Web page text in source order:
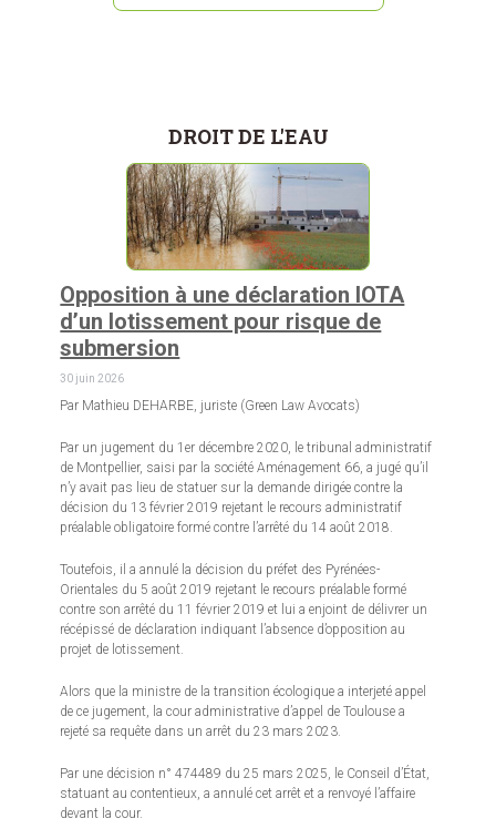
DROIT DE L'EAU
Opposition à une déclaration IOTA
d’un lotissement pour risque de
submersion
30 juin 2026
Par Mathieu DEHARBE, juriste (Green Law Avocats)
Par un jugement du 1er décembre 2020, le tribunal administratif
de Montpellier, saisi par la société Aménagement 66, a jugé qu’il
n’y avait pas lieu de statuer sur la demande dirigée contre la
décision du 13 février 2019 rejetant le recours administratif
préalable obligatoire formé contre l’arrêté du 14 août 2018.
Toutefois, il a annulé la décision du préfet des Pyrénées-
Orientales du 5 août 2019 rejetant le recours préalable formé
contre son arrêté du 11 février 2019 et lui a enjoint de délivrer un
récépissé de déclaration indiquant l’absence d’opposition au
projet de lotissement.
Alors que la ministre de la transition écologique a interjeté appel
de ce jugement, la cour administrative d’appel de Toulouse a
rejeté sa requête dans un arrêt du 23 mars 2023.
Par une décision n° 474489 du 25 mars 2025, le Conseil d’État,
statuant au contentieux, a annulé cet arrêt et a renvoyé l’affaire
devant la cour.